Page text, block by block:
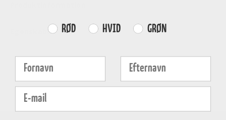
EgenskaberFarvevalg
RØD HVID GRØN
Fornavn Efternavn
E-mail